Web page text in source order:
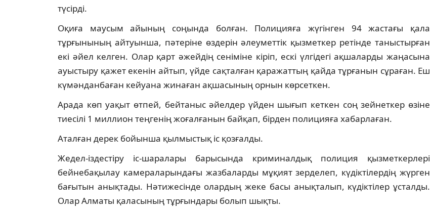
түсірді.
Оқиға маусым айының соңында болған. Полицияға жүгінген 94 жастағы қала
тұрғынының айтуынша, пәтеріне өздерін әлеуметтік қызметкер ретінде таныстырған
екі әйел келген. Олар қарт әжейдің сеніміне кіріп, ескі үлгідегі ақшаларды жаңасына
ауыстыру қажет екенін айтып, үйде сақталған қаражаттың қайда тұрғанын сұраған. Еш
күмәнданбаған кейуана жинаған ақшасының орнын көрсеткен.
Арада көп уақыт өтпей, бейтаныс әйелдер үйден шығып кеткен соң зейнеткер өзіне
тиесілі 1 миллион теңгенің жоғалғанын байқап, бірден полицияға хабарлаған.
Аталған дерек бойынша қылмыстық іс қозғалды.
Жедел-іздестіру іс-шаралары барысында криминалдық полиция қызметкерлері
бейнебақылау камераларындағы жазбаларды мұқият зерделеп, күдіктілердің жүрген
бағытын анықтады. Нәтижесінде олардың жеке басы анықталып, күдіктілер ұсталды.
Олар Алматы қаласының тұрғындары болып шықты.